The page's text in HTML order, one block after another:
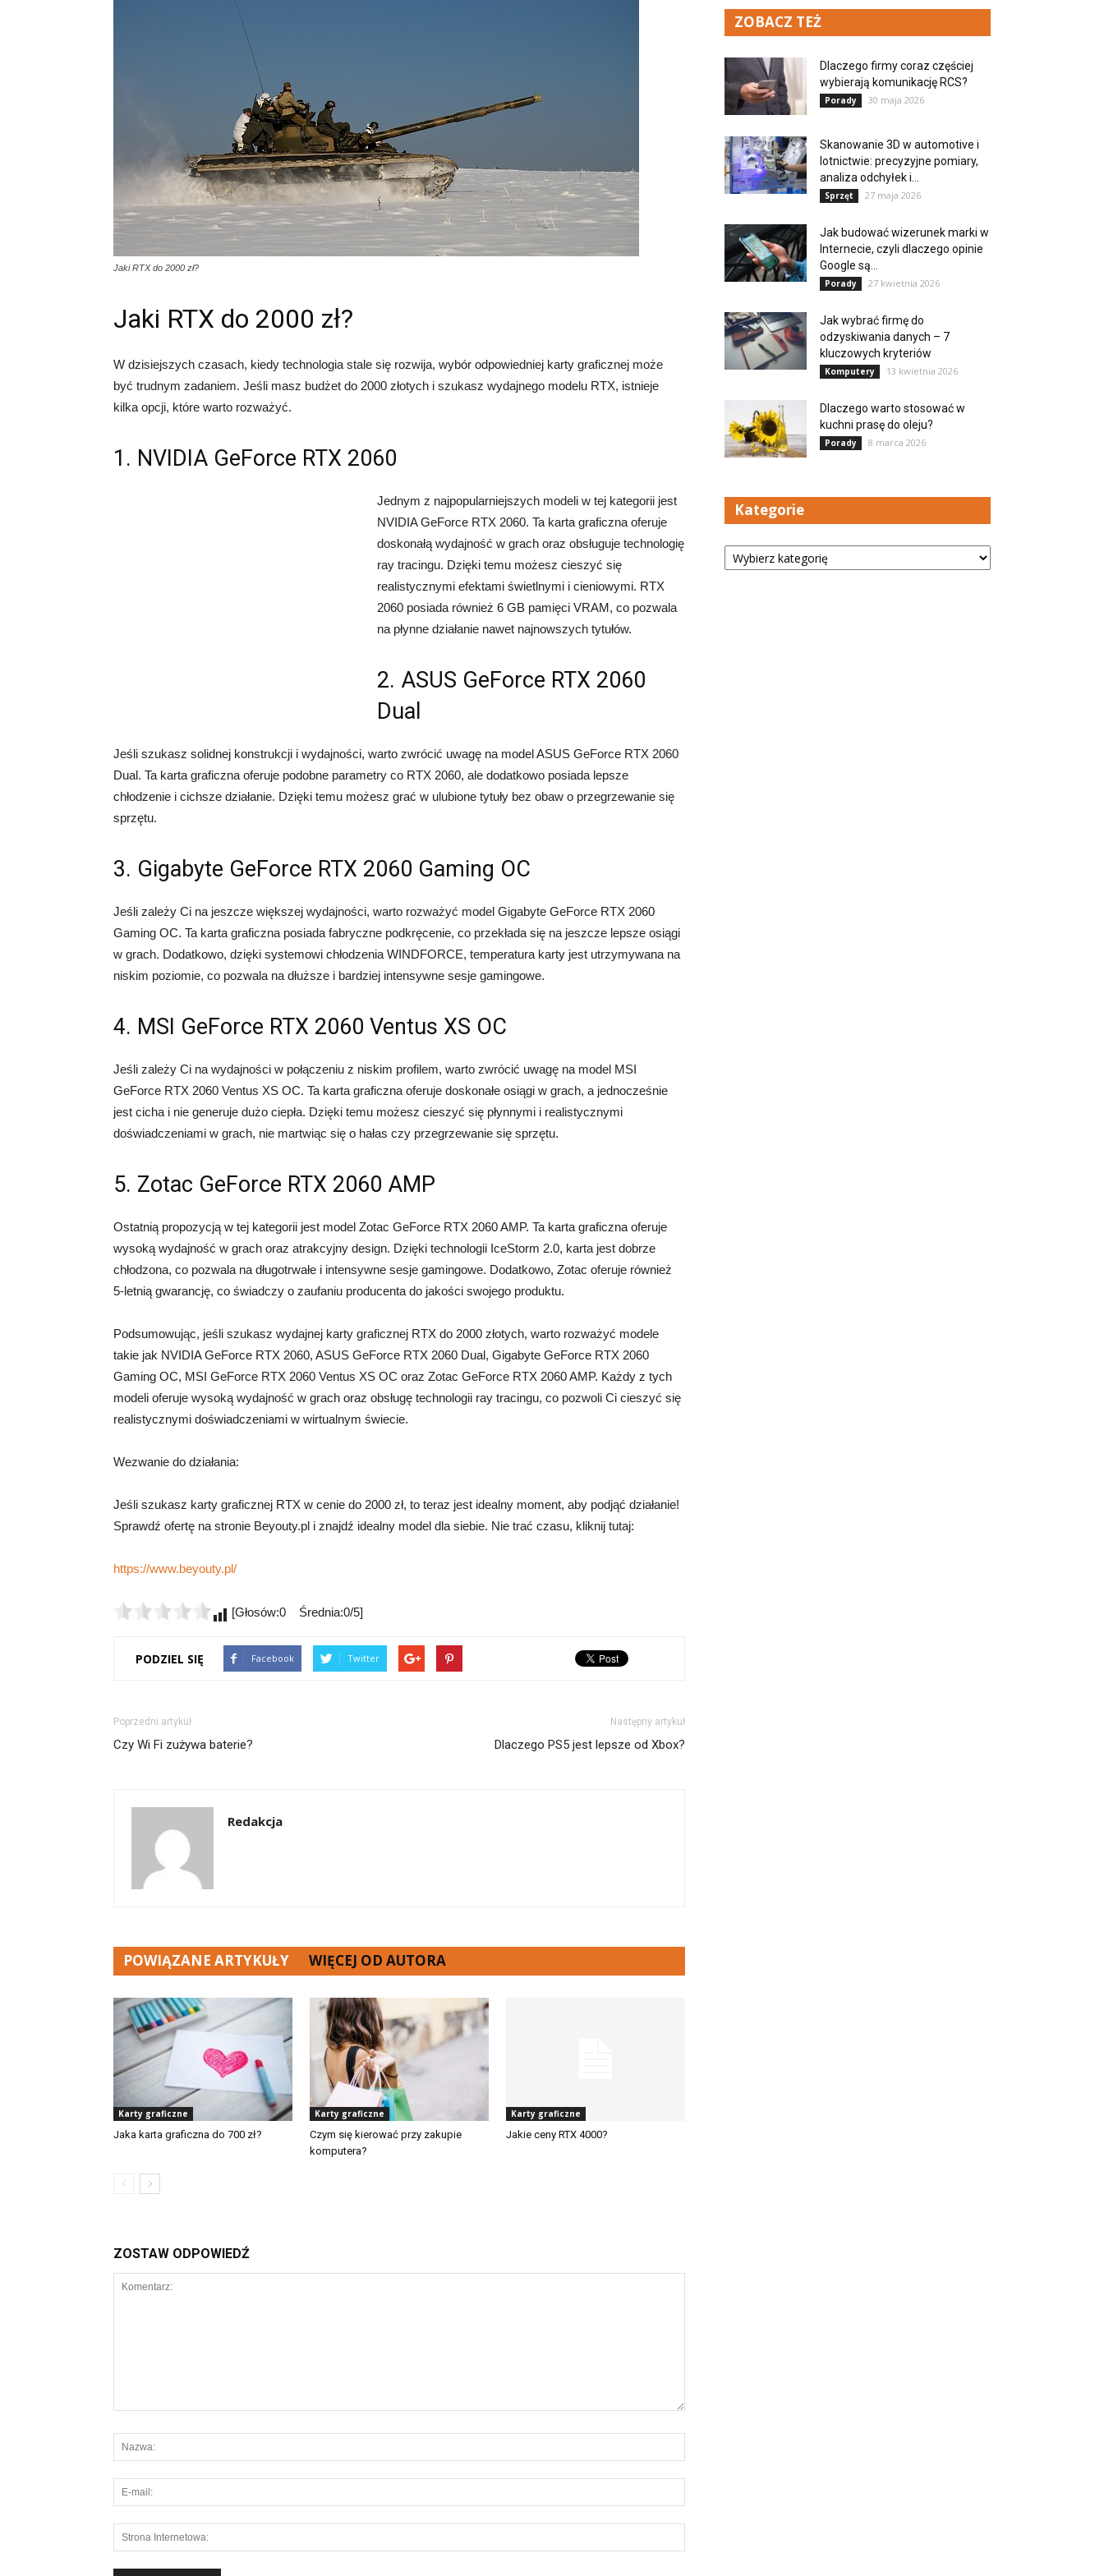
Jaki RTX do 2000 zł?
Jaki RTX do 2000 zł?
W dzisiejszych czasach, kiedy technologia stale się rozwija, wybór odpowiedniej karty graficznej może
być trudnym zadaniem. Jeśli masz budżet do 2000 złotych i szukasz wydajnego modelu RTX, istnieje
kilka opcji, które warto rozważyć.
1. NVIDIA GeForce RTX 2060
Jednym z najpopularniejszych modeli w tej kategorii jest
NVIDIA GeForce RTX 2060. Ta karta graficzna oferuje
doskonałą wydajność w grach oraz obsługuje technologię
ray tracingu. Dzięki temu możesz cieszyć się
realistycznymi efektami świetlnymi i cieniowymi. RTX
2060 posiada również 6 GB pamięci VRAM, co pozwala
na płynne działanie nawet najnowszych tytułów.
2. ASUS GeForce RTX 2060
Dual
Jeśli szukasz solidnej konstrukcji i wydajności, warto zwrócić uwagę na model ASUS GeForce RTX 2060
Dual. Ta karta graficzna oferuje podobne parametry co RTX 2060, ale dodatkowo posiada lepsze
chłodzenie i cichsze działanie. Dzięki temu możesz grać w ulubione tytuły bez obaw o przegrzewanie się
sprzętu.
3. Gigabyte GeForce RTX 2060 Gaming OC
Jeśli zależy Ci na jeszcze większej wydajności, warto rozważyć model Gigabyte GeForce RTX 2060
Gaming OC. Ta karta graficzna posiada fabryczne podkręcenie, co przekłada się na jeszcze lepsze osiągi
w grach. Dodatkowo, dzięki systemowi chłodzenia WINDFORCE, temperatura karty jest utrzymywana na
niskim poziomie, co pozwala na dłuższe i bardziej intensywne sesje gamingowe.
4. MSI GeForce RTX 2060 Ventus XS OC
Jeśli zależy Ci na wydajności w połączeniu z niskim profilem, warto zwrócić uwagę na model MSI
GeForce RTX 2060 Ventus XS OC. Ta karta graficzna oferuje doskonałe osiągi w grach, a jednocześnie
jest cicha i nie generuje dużo ciepła. Dzięki temu możesz cieszyć się płynnymi i realistycznymi
doświadczeniami w grach, nie martwiąc się o hałas czy przegrzewanie się sprzętu.
5. Zotac GeForce RTX 2060 AMP
Ostatnią propozycją w tej kategorii jest model Zotac GeForce RTX 2060 AMP. Ta karta graficzna oferuje
wysoką wydajność w grach oraz atrakcyjny design. Dzięki technologii IceStorm 2.0, karta jest dobrze
chłodzona, co pozwala na długotrwałe i intensywne sesje gamingowe. Dodatkowo, Zotac oferuje również
5-letnią gwarancję, co świadczy o zaufaniu producenta do jakości swojego produktu.
Podsumowując, jeśli szukasz wydajnej karty graficznej RTX do 2000 złotych, warto rozważyć modele
takie jak NVIDIA GeForce RTX 2060, ASUS GeForce RTX 2060 Dual, Gigabyte GeForce RTX 2060
Gaming OC, MSI GeForce RTX 2060 Ventus XS OC oraz Zotac GeForce RTX 2060 AMP. Każdy z tych
modeli oferuje wysoką wydajność w grach oraz obsługę technologii ray tracingu, co pozwoli Ci cieszyć się
realistycznymi doświadczeniami w wirtualnym świecie.
Wezwanie do działania:
Jeśli szukasz karty graficznej RTX w cenie do 2000 zł, to teraz jest idealny moment, aby podjąć działanie!
Sprawdź ofertę na stronie Beyouty.pl i znajdź idealny model dla siebie. Nie trać czasu, kliknij tutaj:
https://www.beyouty.pl/
[Głosów:0 Średnia:0/5]
PODZIEL SIĘ Facebook Twitter
Poprzedni artykuł
Czy Wi Fi zużywa baterie?
Następny artykuł
Dlaczego PS5 jest lepsze od Xbox?
Redakcja
POWIĄZANE ARTYKUŁY WIĘCEJ OD AUTORA
Karty graficzne
Jaka karta graficzna do 700 zł?
Karty graficzne
Czym się kierować przy zakupie
komputera?
Karty graficzne
Jakie ceny RTX 4000?
ZOSTAW ODPOWIEDŹ
ZOBACZ TEŻ
Dlaczego firmy coraz częściej
wybierają komunikację RCS?
Porady 30 maja 2026
Skanowanie 3D w automotive i
lotnictwie: precyzyjne pomiary,
analiza odchyłek i...
Sprzęt 27 maja 2026
Jak budować wizerunek marki w
Internecie, czyli dlaczego opinie
Google są...
Porady 27 kwietnia 2026
Jak wybrać firmę do
odzyskiwania danych – 7
kluczowych kryteriów
Komputery 13 kwietnia 2026
Dlaczego warto stosować w
kuchni prasę do oleju?
Porady 8 marca 2026
Kategorie
Kategorie